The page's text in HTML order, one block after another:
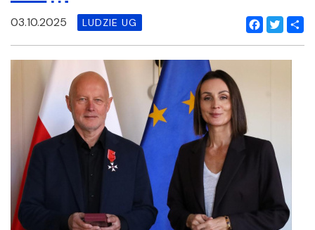
Facebook
Twitter
03.10.2025 LUDZIE UG